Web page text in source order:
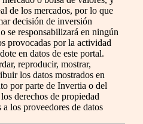
de los mercados, por lo que
decisión de inversión
se responsabilizará en ningún
provocadas por la actividad
en datos de este portal.
reproducir, mostrar,
los datos mostrados en
por parte de Invertia o del
derechos de propiedad
los proveedores de datos